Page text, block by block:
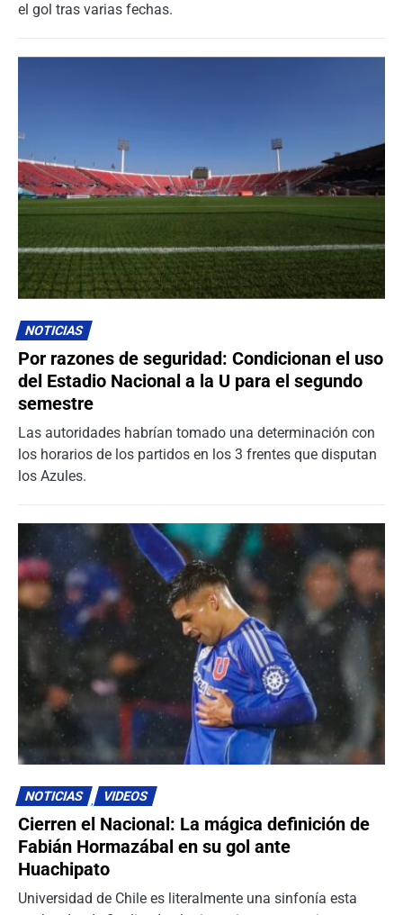
el gol tras varias fechas.
NOTICIAS
Por razones de seguridad: Condicionan el uso
del Estadio Nacional a la U para el segundo
semestre
Las autoridades habrían tomado una determinación con
los horarios de los partidos en los 3 frentes que disputan
los Azules.
NOTICIAS VIDEOS
Cierren el Nacional: La mágica definición de
Fabián Hormazábal en su gol ante
Huachipato
Universidad de Chile es literalmente una sinfonía esta